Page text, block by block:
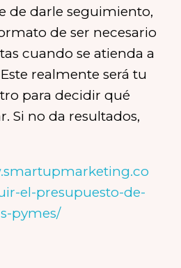
de darle seguimiento,
de ser necesario
cuando se atienda a
realmente será tu
para decidir qué
Si no da resultados,
el-presupuesto-de-
pymes/